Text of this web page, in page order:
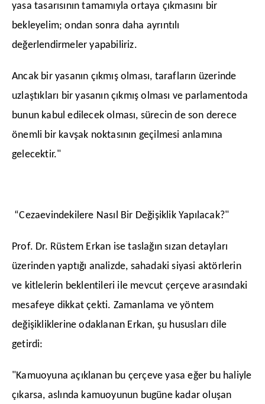
yasa tasarısının tamamıyla ortaya çıkmasını bir
bekleyelim; ondan sonra daha ayrıntılı
değerlendirmeler yapabiliriz.
​Ancak bir yasanın çıkmış olması, tarafların üzerinde
uzlaştıkları bir yasanın çıkmış olması ve parlamentoda
bunun kabul edilecek olması, sürecin de son derece
önemli bir kavşak noktasının geçilmesi anlamına
gelecektir."
“Cezaevindekilere Nasıl Bir Değişiklik Yapılacak?"
​Prof. Dr. Rüstem Erkan ise taslağın sızan detayları
üzerinden yaptığı analizde, sahadaki siyasi aktörlerin
ve kitlelerin beklentileri ile mevcut çerçeve arasındaki
mesafeye dikkat çekti. Zamanlama ve yöntem
değişikliklerine odaklanan Erkan, şu hususları dile
getirdi:
​"Kamuoyuna açıklanan bu çerçeve yasa eğer bu haliyle
çıkarsa, aslında kamuoyunun bugüne kadar oluşan